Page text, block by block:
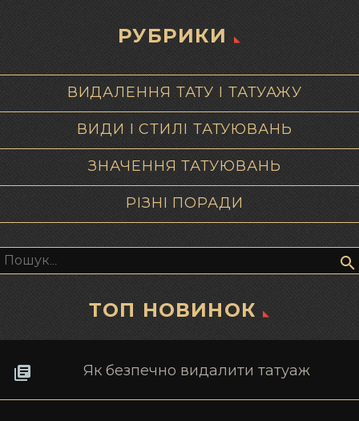
РУБРИКИ
ВИДАЛЕННЯ ТАТУ І ТАТУАЖУ
ВИДИ І СТИЛІ ТАТУЮВАНЬ
ЗНАЧЕННЯ ТАТУЮВАНЬ
РІЗНІ ПОРАДИ
ТОП НОВИНОК
Як безпечно видалити татуаж